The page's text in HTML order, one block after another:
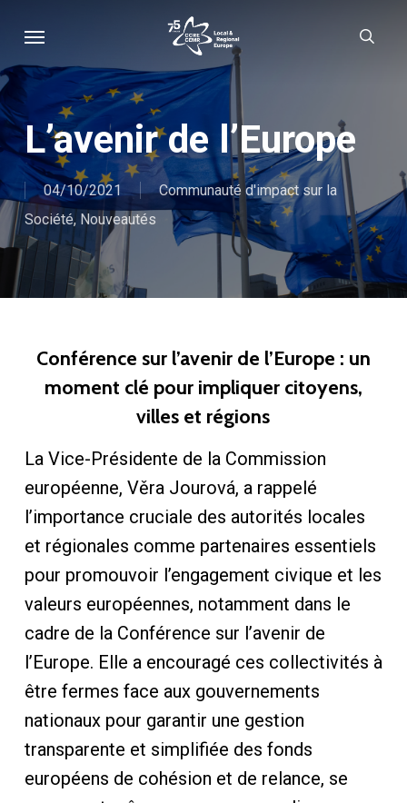
main
content
L’avenir de l’Europe
04/10/2021
Communauté d'impact sur la
Société, Nouveautés
Conférence sur l’avenir de l’Europe : un
moment clé pour impliquer citoyens,
villes et régions
La Vice-Présidente de la Commission
européenne, Věra Jourová, a rappelé
l’importance cruciale des autorités locales
et régionales comme partenaires essentiels
pour promouvoir l’engagement civique et les
valeurs européennes, notamment dans le
cadre de la Conférence sur l’avenir de
l’Europe. Elle a encouragé ces collectivités à
être fermes face aux gouvernements
nationaux pour garantir une gestion
transparente et simplifiée des fonds
européens de cohésion et de relance, se